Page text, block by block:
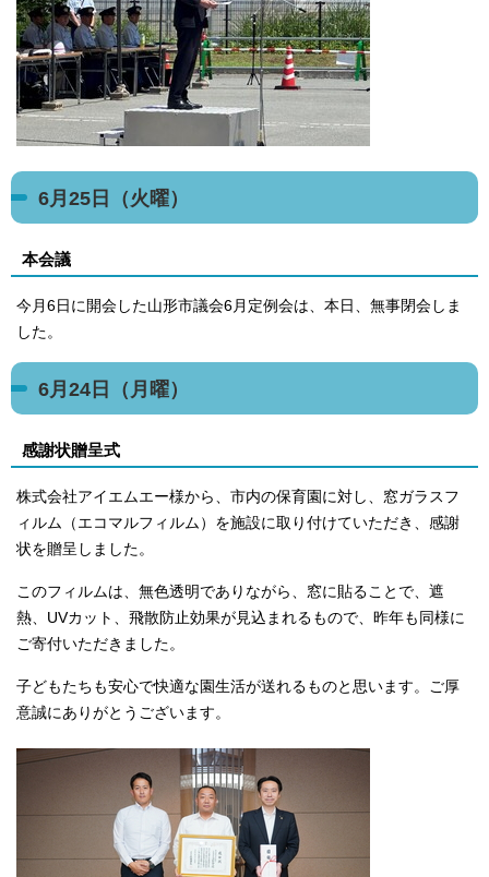
6月25日（火曜）
本会議
今月6日に開会した山形市議会6月定例会は、本日、無事閉会しま
した。
6月24日（月曜）
感謝状贈呈式
株式会社アイエムエー様から、市内の保育園に対し、窓ガラスフ
ィルム（エコマルフィルム）を施設に取り付けていただき、感謝
状を贈呈しました。
このフィルムは、無色透明でありながら、窓に貼ることで、遮
熱、UVカット、飛散防止効果が見込まれるもので、昨年も同様に
ご寄付いただきました。
子どもたちも安心で快適な園生活が送れるものと思います。ご厚
意誠にありがとうございます。